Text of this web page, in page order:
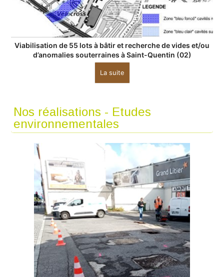
Viabilisation de 55 lots à bâtir et recherche de vides et/ou
d’anomalies souterraines à Saint-Quentin (02)
La suite
Nos réalisations - Etudes
environnementales